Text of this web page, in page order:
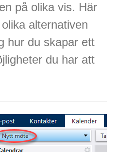
på olika vis. Här
alternativen
hur du skapar ett
du har att